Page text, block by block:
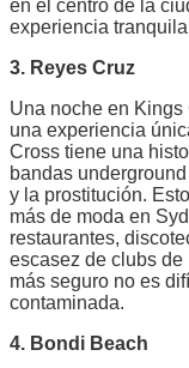
en el centro de la
experiencia
3. Reyes Cruz
Una noche en
una experiencia
Cross tiene una
bandas
y la prostitución.
más de moda en
restaurantes,
escasez de clubs
más seguro no es
contaminada.
4. Bondi Beach